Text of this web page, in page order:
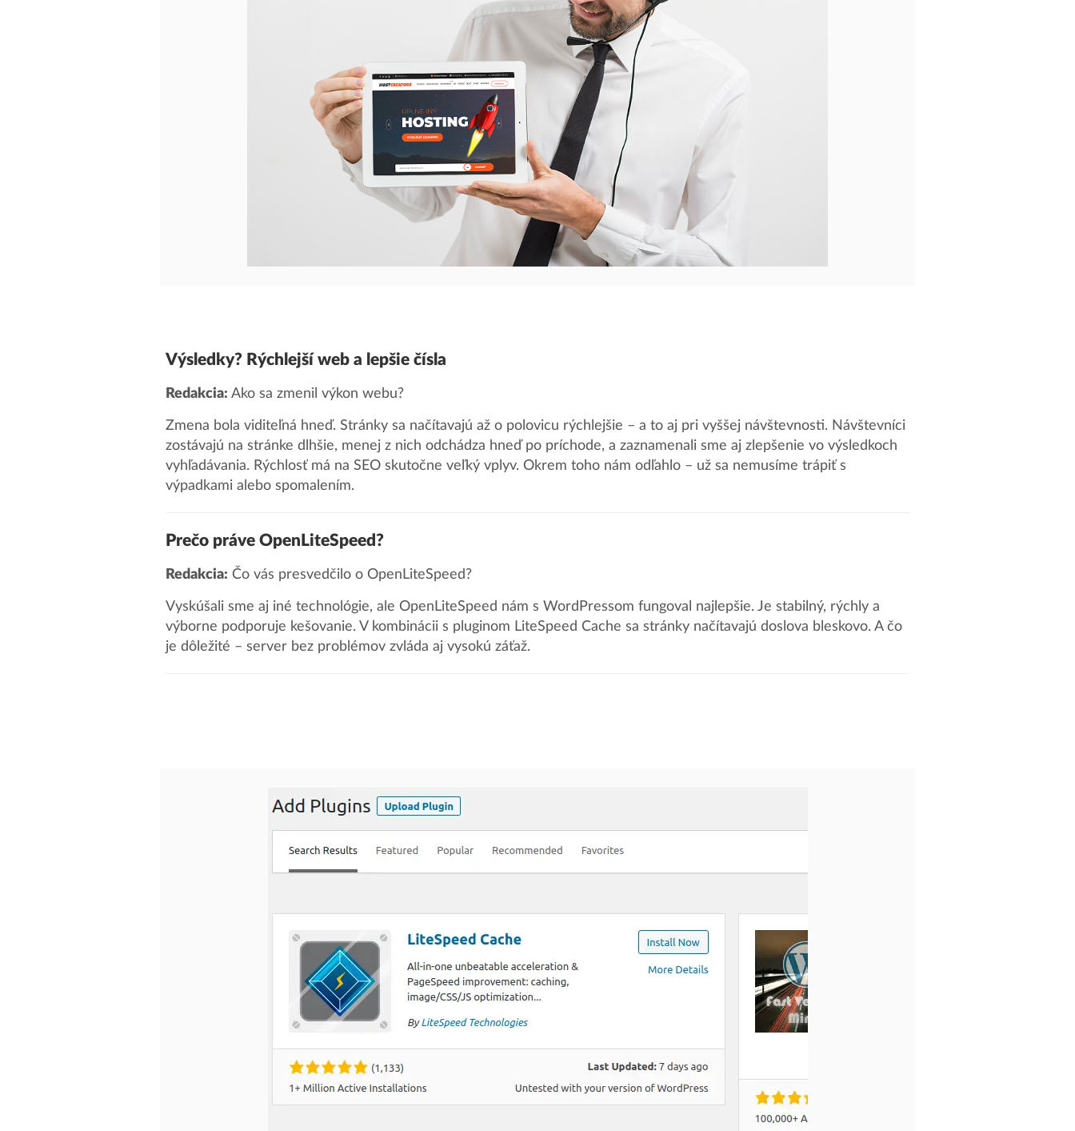
Výsledky? Rýchlejší web a lepšie čísla
Redakcia: Ako sa zmenil výkon webu?
Zmena bola viditeľná hneď. Stránky sa načítavajú až o polovicu rýchlejšie – a to aj pri vyššej návštevnosti. Návštevníci
zostávajú na stránke dlhšie, menej z nich odchádza hneď po príchode, a zaznamenali sme aj zlepšenie vo výsledkoch
vyhľadávania. Rýchlosť má na SEO skutočne veľký vplyv. Okrem toho nám odľahlo – už sa nemusíme trápiť s
výpadkami alebo spomalením.
Prečo práve OpenLiteSpeed?
Redakcia: Čo vás presvedčilo o OpenLiteSpeed?
Vyskúšali sme aj iné technológie, ale OpenLiteSpeed nám s WordPressom fungoval najlepšie. Je stabilný, rýchly a
výborne podporuje kešovanie. V kombinácii s pluginom LiteSpeed Cache sa stránky načítavajú doslova bleskovo. A čo
je dôležité – server bez problémov zvláda aj vysokú záťaž.